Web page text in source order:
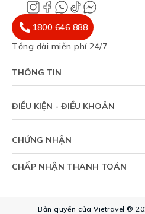
1800 646 888
Tổng đài miễn phí 24/7
THÔNG TIN
Khảo sát tỷ lệ đạt visa
Sitemap
Trợ giúp
ĐIỀU KIỆN - ĐIỀU KHOẢN
Thỏa thuận sử dụng
CHỨNG NHẬN
CHẤP NHẬN THANH TOÁN
Bản quyền của Vietravel ®